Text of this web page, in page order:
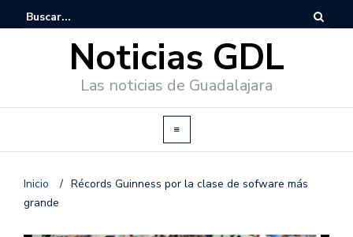
Noticias GDL
Las noticias de Guadalajara
Inicio / Récords Guinness por la clase de sofware más
grande